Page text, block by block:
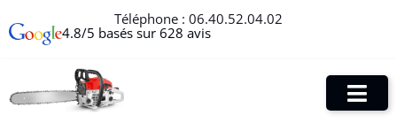
Téléphone : 06.40.52.04.02
4.8/5 basés sur 628 avis